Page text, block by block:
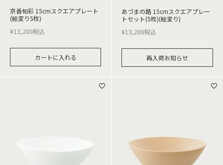
京香旬彩 15cmスクエアプレート
(絵変り5枚)
¥13,200税込
カートに入れる
あづまの路 15cmスクエアプレー
トセット(5枚)(絵変り)
¥13,200税込
再入荷お知らせ